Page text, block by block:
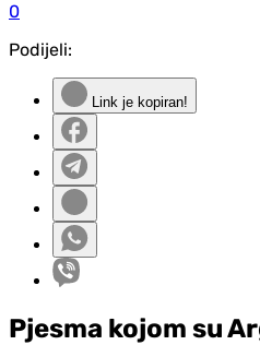
0
Podijeli:
Link je kopiran!
Pjesma kojom su